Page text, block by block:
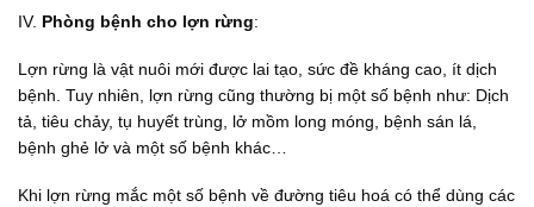
IV. Phòng bệnh cho lợn rừng:
Lợn rừng là vật nuôi mới được lai tạo, sức đề kháng cao, ít dịch
bệnh. Tuy nhiên, lợn rừng cũng thường bị một số bệnh như: Dịch
tả, tiêu chảy, tụ huyết trùng, lở mồm long móng, bệnh sán lá,
bệnh ghẻ lở và một số bệnh khác…
Khi lợn rừng mắc một số bệnh về đường tiêu hoá có thể dùng các